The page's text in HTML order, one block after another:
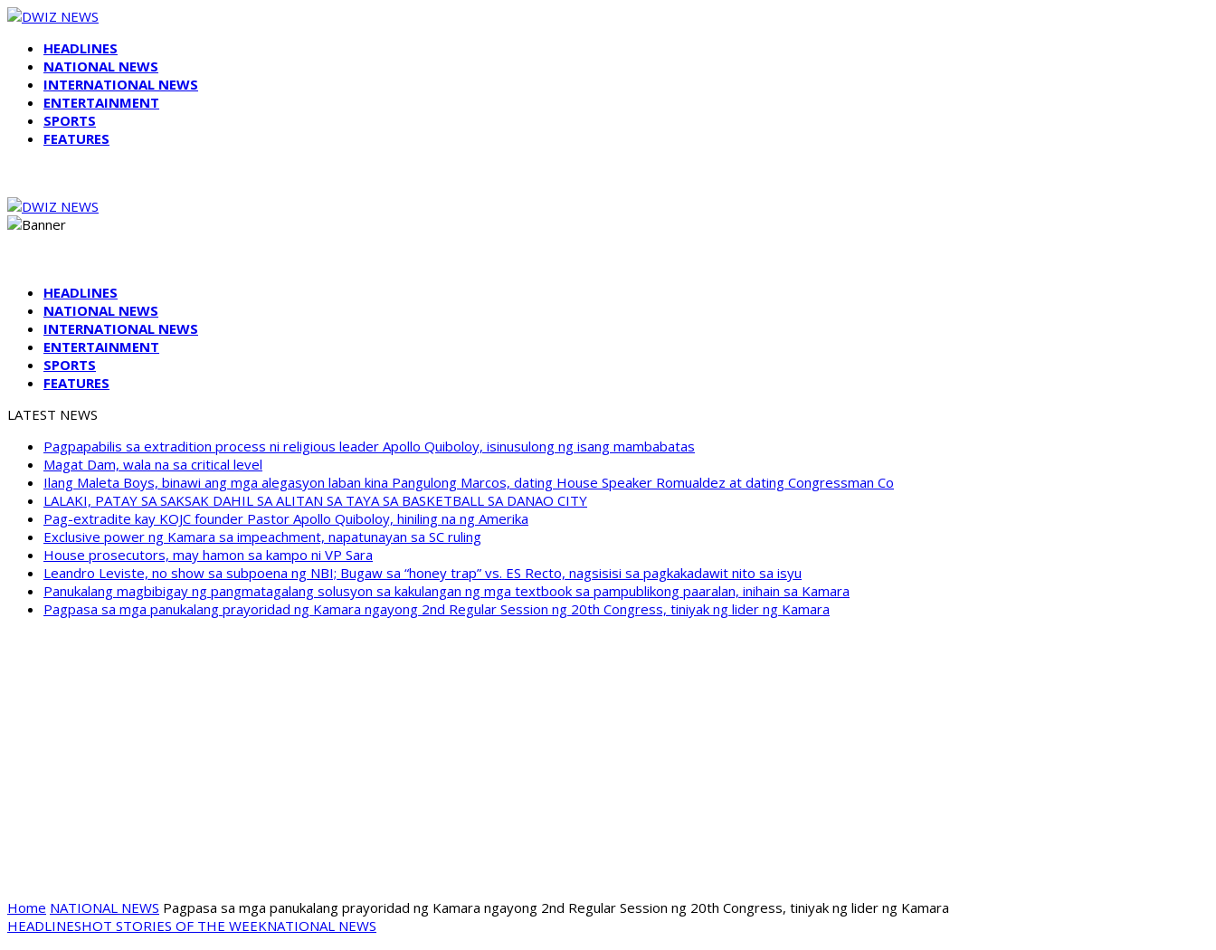
HEADLINES
NATIONAL NEWS
INTERNATIONAL NEWS
ENTERTAINMENT
SPORTS
FEATURES
HEADLINES
NATIONAL NEWS
INTERNATIONAL NEWS
ENTERTAINMENT
SPORTS
FEATURES
LATEST NEWS
Pagpapabilis sa extradition process ni religious leader Apollo Quiboloy, isinusulong ng isang mambabatas
Magat Dam, wala na sa critical level
Ilang Maleta Boys, binawi ang mga alegasyon laban kina Pangulong Marcos, dating House Speaker Romualdez at dating Congressman Co
LALAKI, PATAY SA SAKSAK DAHIL SA ALITAN SA TAYA SA BASKETBALL SA DANAO CITY
Pag-extradite kay KOJC founder Pastor Apollo Quiboloy, hiniling na ng Amerika
Exclusive power ng Kamara sa impeachment, napatunayan sa SC ruling
House prosecutors, may hamon sa kampo ni VP Sara
Leandro Leviste, no show sa subpoena ng NBI; Bugaw sa “honey trap” vs. ES Recto, nagsisisi sa pagkakadawit nito sa isyu
Panukalang magbibigay ng pangmatagalang solusyon sa kakulangan ng mga textbook sa pampublikong paaralan, inihain sa Kamara
Pagpasa sa mga panukalang prayoridad ng Kamara ngayong 2nd Regular Session ng 20th Congress, tiniyak ng lider ng Kamara
Home NATIONAL NEWS Pagpasa sa mga panukalang prayoridad ng Kamara ngayong 2nd Regular Session ng 20th Congress, tiniyak ng lider ng Kamara
HEADLINESHOT STORIES OF THE WEEKNATIONAL NEWS